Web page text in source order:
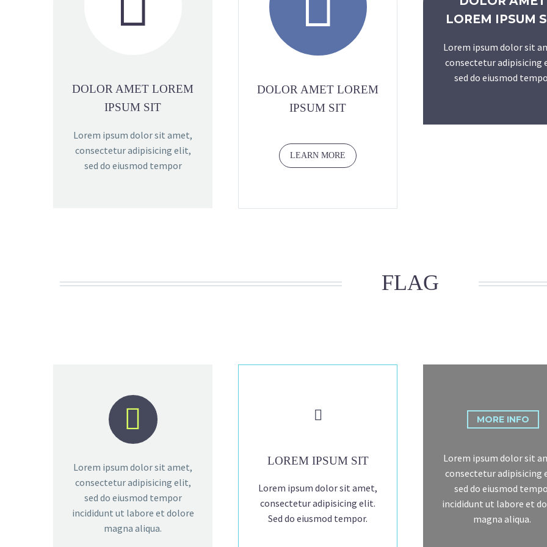
DOLOR AMET LOREM
IPSUM SIT
Lorem ipsum dolor sit amet,
consectetur adipisicing elit,
sed do eiusmod tempor
DOLOR AMET LOREM
IPSUM SIT
LEARN MORE
LOREM IPSUM
Lorem ipsum dolor sit
consectetur adipisicing
sed do eiusmod
FLAG


Lorem ipsum dolor sit amet,
consectetur adipisicing elit,
sed do eiusmod tempor
incididunt ut labore et dolore
magna aliqua.


LOREM IPSUM SIT
Lorem ipsum dolor sit amet,
consectetur adipisicing elit.
Sed do eiusmod tempor.
MORE INFO
Lorem ipsum dolor sit
consectetur adipisicing
sed do eiusmod
incididunt ut labore et
magna aliqua.